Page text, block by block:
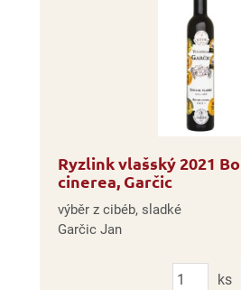
Ryzlink vlašský 2021
cinerea, Garčic
výběr z cibéb, sladké
Garčic Jan
Počet
ks